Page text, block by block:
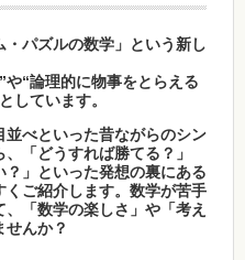
パズルの数学」という新し
“論理的に物事をとらえる
しています。
べといった昔ながらのシン
「どうすれば勝てる？」
？」といった発想の裏にある
ご紹介します。数学が苦手
「数学の楽しさ」や「考え
せんか？